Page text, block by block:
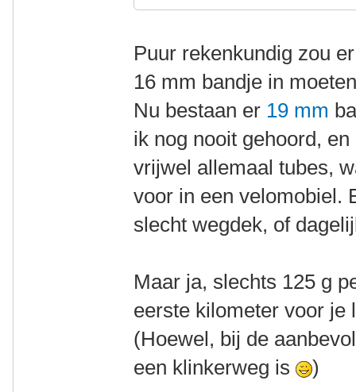
Puur rekenkundig zou
16 mm bandje in
Nu bestaan er 19 mm
ik nog nooit gehoord,
vrijwel allemaal tubes,
voor in een velomobiel.
slecht wegdek, of
Maar ja, slechts 125 g
eerste kilometer voor je
(Hoewel, bij de
een klinkerweg is
)